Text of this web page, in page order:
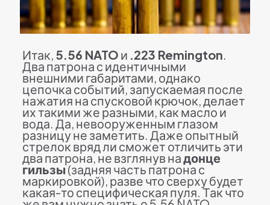
Итак, 5.56 NATO и .223 Remington.
Два патрона с идентичными
внешними габаритами, однако
цепочка событий, запускаемая после
нажатия на спусковой крючок, делает
их такими же разными, как масло и
вода. Да, невооруженным глазом
разницу не заметить. Даже опытный
стрелок вряд ли сможет отличить эти
два патрона, не взглянув надонце
гильзы(задняя часть патрона с
маркировкой), разве что сверху будет
какая-то специфическая пуля. Так что